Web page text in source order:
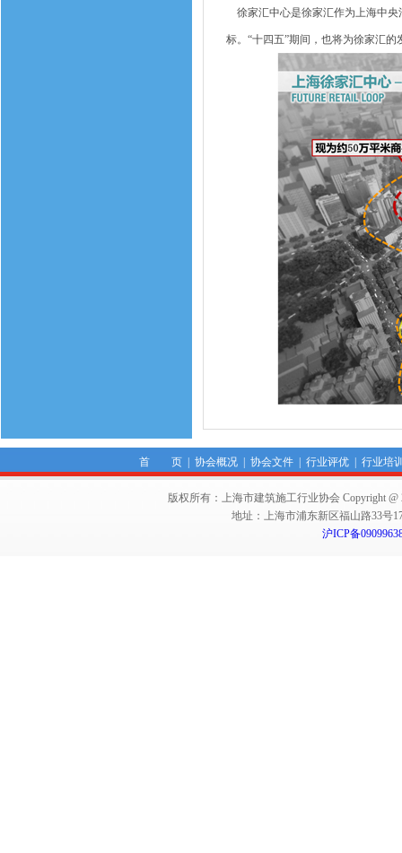
徐家汇中心是徐家汇作为上海中央
标。“十四五”期间，也将为徐家汇
首 页| 协会概况| 协会文件| 行业评优| 行业培
版权所有：上海市建筑施工行业协会 Copyright @
地址：上海市浦东新区福山路33号
沪ICP备